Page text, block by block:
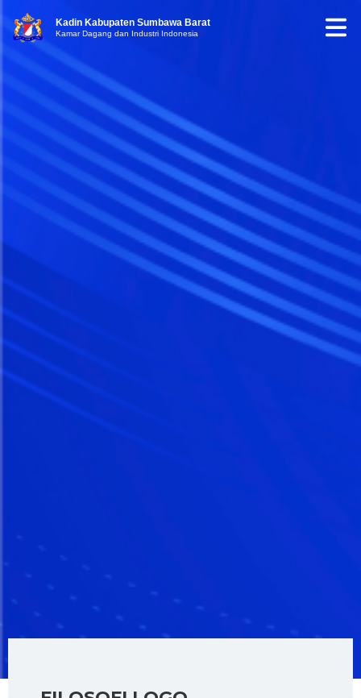
Kadin Kabupaten Sumbawa Barat
Kamar Dagang dan Industri Indonesia